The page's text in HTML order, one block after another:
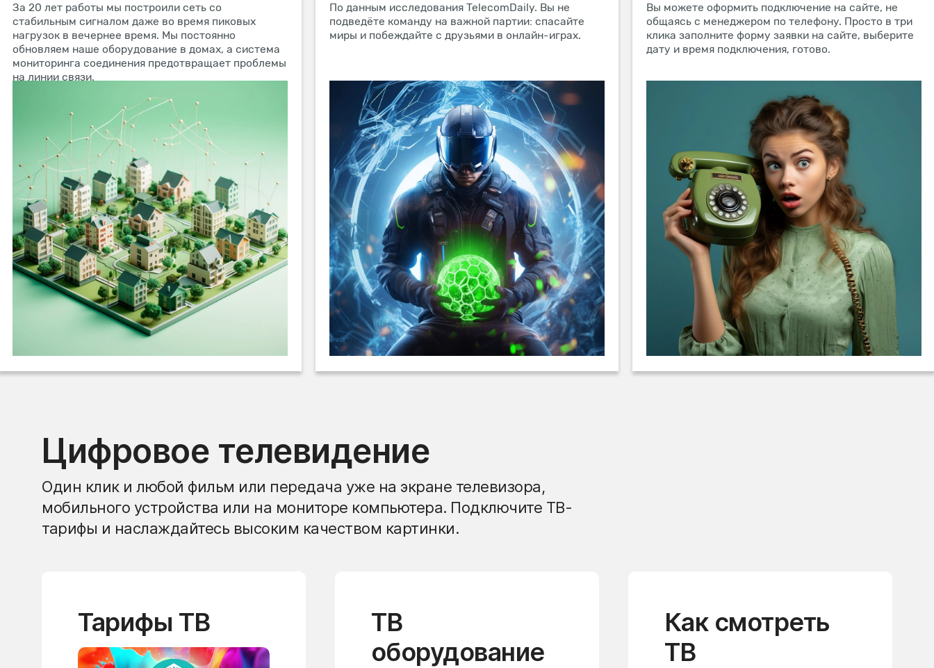
За 20 лет работы мы построили сеть со
стабильным сигналом даже во время пиковых
нагрузок в вечернее время. Мы постоянно
обновляем наше оборудование в домах, а система
мониторинга соединения предотвращает проблемы
на линии связи.
По данным исследования TelecomDaily. Вы не
подведёте команду на важной партии: спасайте
миры и побеждайте с друзьями в онлайн-играх.
Вы можете оформить подключение на сайте, не
общаясь с менеджером по телефону. Просто в три
клика заполните форму заявки на сайте, выберите
дату и время подключения, готово.
Цифровое телевидение
Один клик и любой фильм или передача уже на экране телевизора,
мобильного устройства или на мониторе компьютера. Подключите ТВ-
тарифы и наслаждайтесь высоким качеством картинки.
Тарифы ТВ
ТВ
оборудование
Как смотреть
ТВ